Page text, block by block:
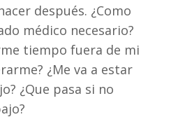
después. ¿Como
médico necesario?
tiempo fuera de mi
¿Me va a estar
¿Que pasa si no